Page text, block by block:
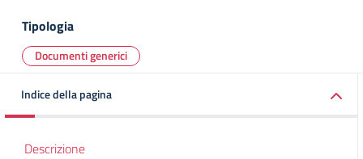
Tipologia
Documenti generici
Indice della pagina
Descrizione